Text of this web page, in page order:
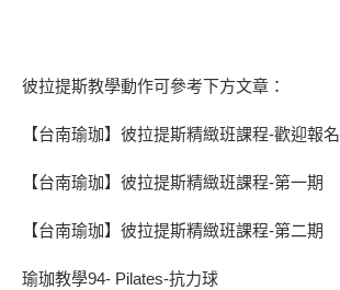
彼拉提斯教學動作可參考下方文章：
【台南瑜珈】彼拉提斯精緻班課程-歡迎報名
【台南瑜珈】彼拉提斯精緻班課程-第一期
【台南瑜珈】彼拉提斯精緻班課程-第二期
瑜珈教學94- Pilates-抗力球